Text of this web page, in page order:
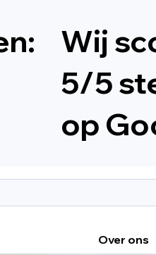
Wij
5/5
op
Over ons